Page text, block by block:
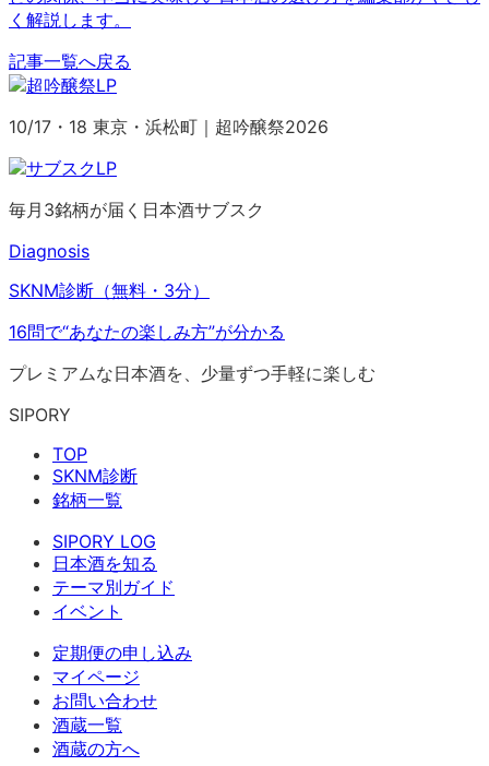
く解説します。
記事一覧へ戻る
10/17・18 東京・浜松町｜超吟醸祭2026
毎月3銘柄が届く日本酒サブスク
Diagnosis
SKNM診断（無料・3分）
16問で“あなたの楽しみ方”が分かる
プレミアムな日本酒を、少量ずつ手軽に楽しむ
SIPORY
TOP
SKNM診断
銘柄一覧
SIPORY LOG
日本酒を知る
テーマ別ガイド
イベント
定期便の申し込み
マイページ
お問い合わせ
酒蔵一覧
酒蔵の方へ